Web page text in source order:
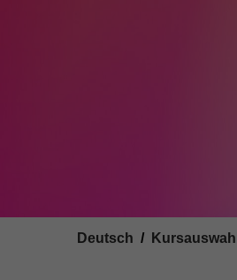
Deutsch Kursauswahl